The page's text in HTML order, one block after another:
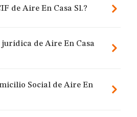
de Aire En Casa Sl.?
jurídica de Aire En Casa
Social de Aire En